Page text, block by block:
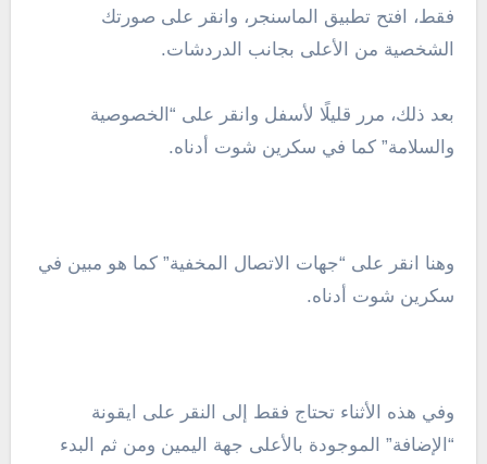
فقط، افتح تطبيق الماسنجر، وانقر على صورتك
الشخصية من الأعلى بجانب الدردشات.
بعد ذلك، مرر قليلًا لأسفل وانقر على “الخصوصية
والسلامة” كما في سكرين شوت أدناه.
وهنا انقر على “جهات الاتصال المخفية” كما هو مبين في
سكرين شوت أدناه.
وفي هذه الأثناء تحتاج فقط إلى النقر على ايقونة
“الإضافة” الموجودة بالأعلى جهة اليمين ومن ثم البدء